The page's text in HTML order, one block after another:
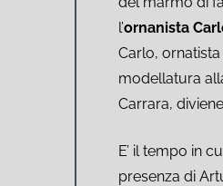
l’ornanista
Carlo,
modellatura
Carrara,
E’ il tempo in
presenza di